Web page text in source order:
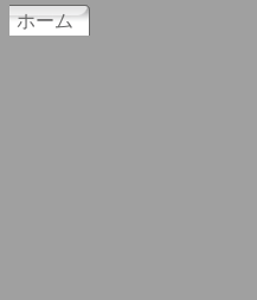
ホーム